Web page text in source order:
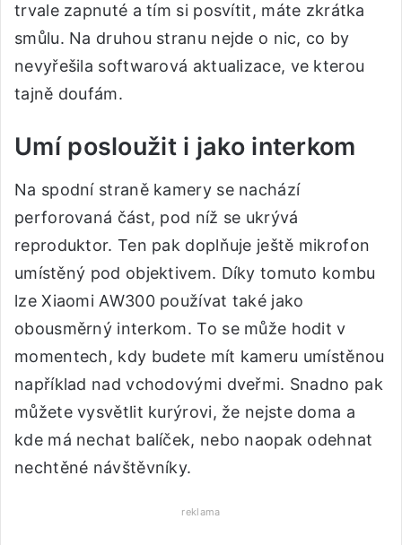
trvale zapnuté a tím si posvítit, máte zkrátka
smůlu. Na druhou stranu nejde o nic, co by
nevyřešila softwarová aktualizace, ve kterou
tajně doufám.
Umí posloužit i jako interkom
Na spodní straně kamery se nachází
perforovaná část, pod níž se ukrývá
reproduktor. Ten pak doplňuje ještě mikrofon
umístěný pod objektivem. Díky tomuto kombu
lze Xiaomi AW300 používat také jako
obousměrný interkom. To se může hodit v
momentech, kdy budete mít kameru umístěnou
například nad vchodovými dveřmi. Snadno pak
můžete vysvětlit kurýrovi, že nejste doma a
kde má nechat balíček, nebo naopak odehnat
nechtěné návštěvníky.
reklama